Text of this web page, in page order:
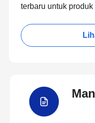
terbaru untuk produk